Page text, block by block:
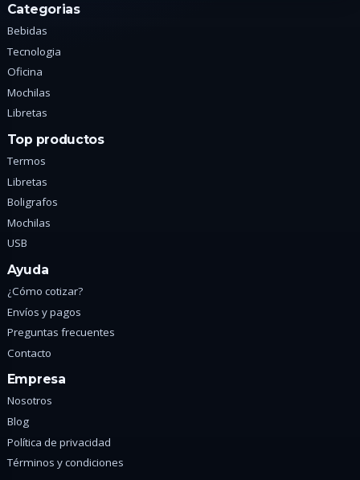
Categorias
Bebidas
Tecnologia
Oficina
Mochilas
Libretas
Top productos
Termos
Libretas
Boligrafos
Mochilas
USB
Ayuda
¿Cómo cotizar?
Envíos y pagos
Preguntas frecuentes
Contacto
Empresa
Nosotros
Blog
Política de privacidad
Términos y condiciones